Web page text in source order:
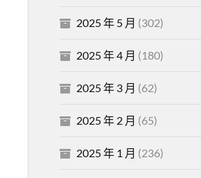
2025 年 5 月 (302)
2025 年 4 月 (180)
2025 年 3 月 (62)
2025 年 2 月 (65)
2025 年 1 月 (236)